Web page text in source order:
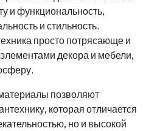
и функциональность,
и стильность.
просто потрясающе и
декора и мебели,
позволяют
которая отличается
но и высокой